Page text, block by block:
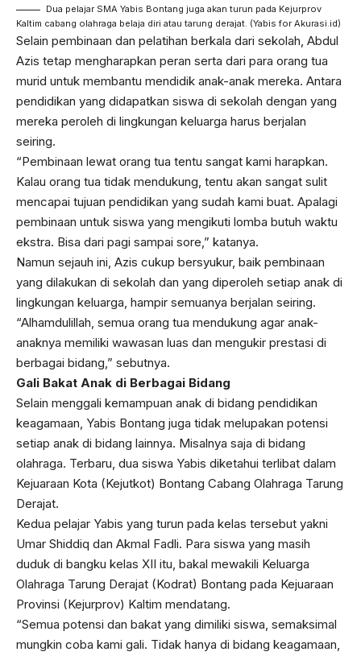
Dua pelajar SMA Yabis Bontang juga akan turun pada Kejurprov
Kaltim cabang olahraga belaja diri atau tarung derajat. (Yabis for Akurasi.id)
Selain pembinaan dan pelatihan berkala dari sekolah, Abdul
Azis tetap mengharapkan peran serta dari para orang tua
murid untuk membantu mendidik anak-anak mereka. Antara
pendidikan yang didapatkan siswa di sekolah dengan yang
mereka peroleh di lingkungan keluarga harus berjalan
seiring.
“Pembinaan lewat orang tua tentu sangat kami harapkan.
Kalau orang tua tidak mendukung, tentu akan sangat sulit
mencapai tujuan pendidikan yang sudah kami buat. Apalagi
pembinaan untuk siswa yang mengikuti lomba butuh waktu
ekstra. Bisa dari pagi sampai sore,” katanya.
Namun sejauh ini, Azis cukup bersyukur, baik pembinaan
yang dilakukan di sekolah dan yang diperoleh setiap anak di
lingkungan keluarga, hampir semuanya berjalan seiring.
“Alhamdulillah, semua orang tua mendukung agar anak-
anaknya memiliki wawasan luas dan mengukir prestasi di
berbagai bidang,” sebutnya.
Gali Bakat Anak di Berbagai Bidang
Selain menggali kemampuan anak di bidang pendidikan
keagamaan, Yabis Bontang juga tidak melupakan potensi
setiap anak di bidang lainnya. Misalnya saja di bidang
olahraga. Terbaru, dua siswa Yabis diketahui terlibat dalam
Kejuaraan Kota (Kejutkot) Bontang Cabang Olahraga Tarung
Derajat.
Kedua pelajar Yabis yang turun pada kelas tersebut yakni
Umar Shiddiq dan Akmal Fadli. Para siswa yang masih
duduk di bangku kelas XII itu, bakal mewakili Keluarga
Olahraga Tarung Derajat (Kodrat) Bontang pada Kejuaraan
Provinsi (Kejurprov) Kaltim mendatang.
“Semua potensi dan bakat yang dimiliki siswa, semaksimal
mungkin coba kami gali. Tidak hanya di bidang keagamaan,